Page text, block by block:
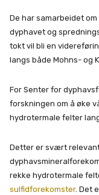
De har samarbeidet
dyphavet og
tokt vil bli en
langs både Mohns- og
For Senter for
forskningen om å øke
hydrotermale felter
Detter er svært
rekke hydrotermale
sulfidforekomster. Det